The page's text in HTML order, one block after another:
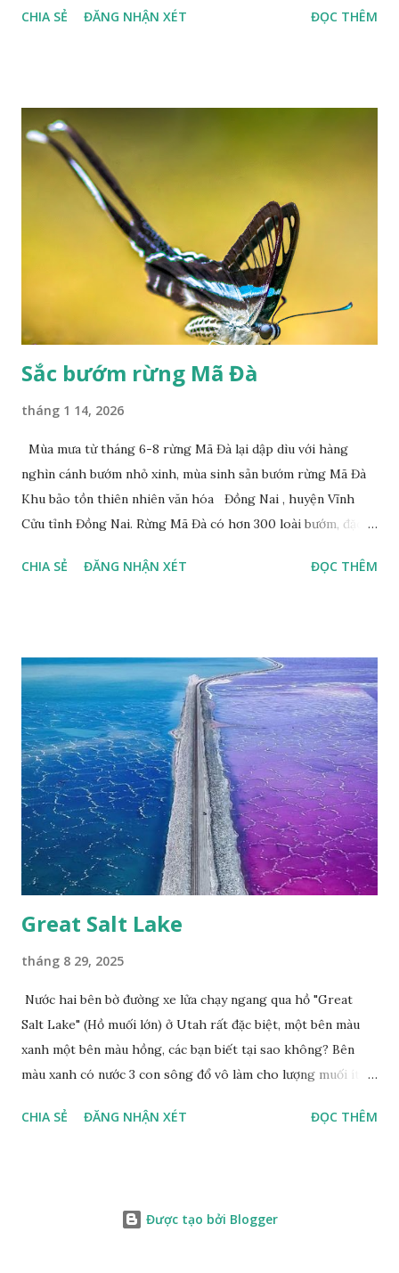
CHIA SẺ ĐĂNG NHẬN XÉT ĐỌC THÊM
Sắc bướm rừng Mã Đà
tháng 1 14, 2026
Mùa mưa từ tháng 6-8 rừng Mã Đà lại dập dìu với hàng
nghìn cánh bướm nhỏ xinh, mùa sinh sản bướm rừng Mã Đà
Khu bảo tồn thiên nhiên văn hóa Đồng Nai , huyện Vĩnh
Cửu tỉnh Đồng Nai. Rừng Mã Đà có hơn 300 loài bướm, đặc
đuôi trắng (Lamproptera curius) đặc trưng là cái đuôi dài
Happy Việt Nam 2024 Vietnam.vn
CHIA SẺ ĐĂNG NHẬN XÉT ĐỌC THÊM
Great Salt Lake
tháng 8 29, 2025
Nước hai bên bờ đường xe lửa chạy ngang qua hồ "Great
Salt Lake" (Hồ muối lớn) ở Utah rất đặc biệt, một bên màu
xanh một bên màu hồng, các bạn biết tại sao không? Bên
màu xanh có nước 3 con sông đổ vô làm cho lượng muối ít,
biển, nhiều sinh vật thích muối sống ở đây, tạo nên màu
CHIA SẺ ĐĂNG NHẬN XÉT ĐỌC THÊM
Được tạo bởi Blogger